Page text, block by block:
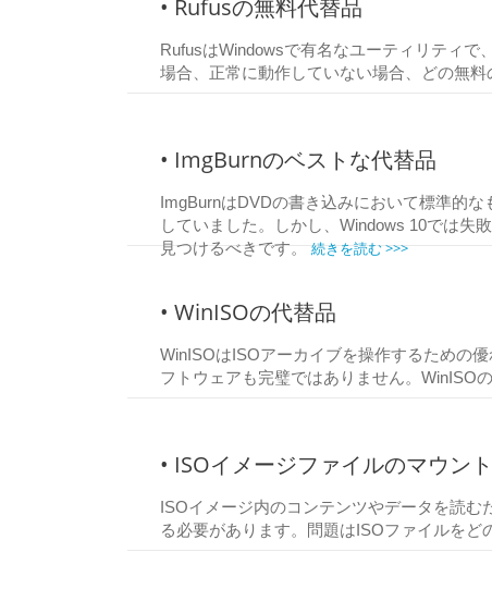
• Rufusの無料代替品
RufusはWindowsで有名なユーティリティ
場合、正常に動作していない場合、どの無料
• ImgBurnのベストな代替品
ImgBurnはDVDの書き込みにおいて標準的
していました。しかし、Windows 10では失
見つけるべきです。 続きを読む >>>
• WinISOの代替品
WinISOはISOアーカイブを操作するための
フトウェアも完璧ではありません。WinISO
• ISOイメージファイルのマウン
ISOイメージ内のコンテンツやデータを読
る必要があります。問題はISOファイルをど